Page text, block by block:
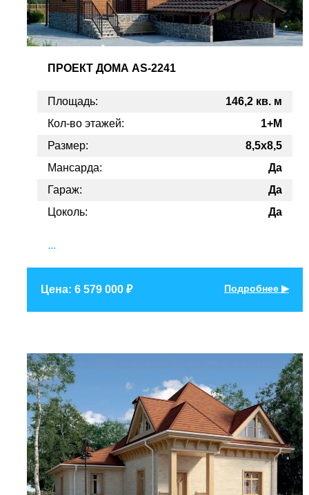
ПРОЕКТ ДОМА AS-2241
Площадь:
146,2 кв. м
Кол-во этажей:
1+M
Размер:
8,5x8,5
Мансарда:
Да
Гараж:
Да
Цоколь:
Да
...
Цена: 6 579 000 ₽ Подробнее ▶